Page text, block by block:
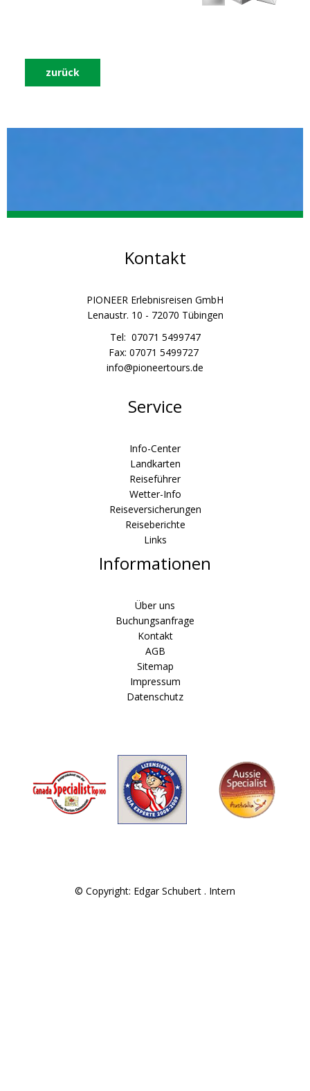
zurück
Kontakt
PIONEER Erlebnisreisen GmbH
Lenaustr. 10 - 72070 Tübingen
Tel: 07071 5499747
Fax: 07071 5499727
info@pioneertours.de
Service
Info-Center
Landkarten
Reiseführer
Wetter-Info
Reiseversicherungen
Reiseberichte
Links
Informationen
Über uns
Buchungsanfrage
Kontakt
AGB
Sitemap
Impressum
Datenschutz
© Copyright: Edgar Schubert . Intern